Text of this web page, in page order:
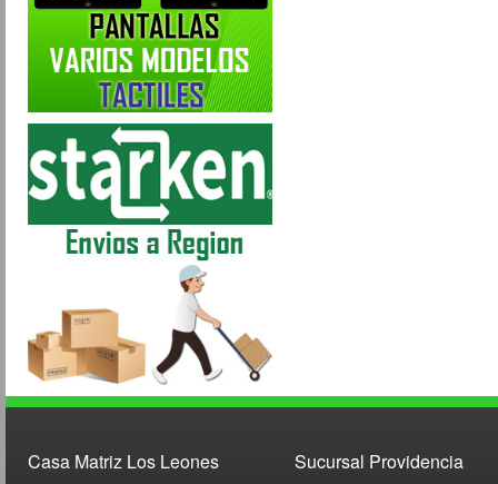
Casa Matriz Los Leones Sucursal Providencia